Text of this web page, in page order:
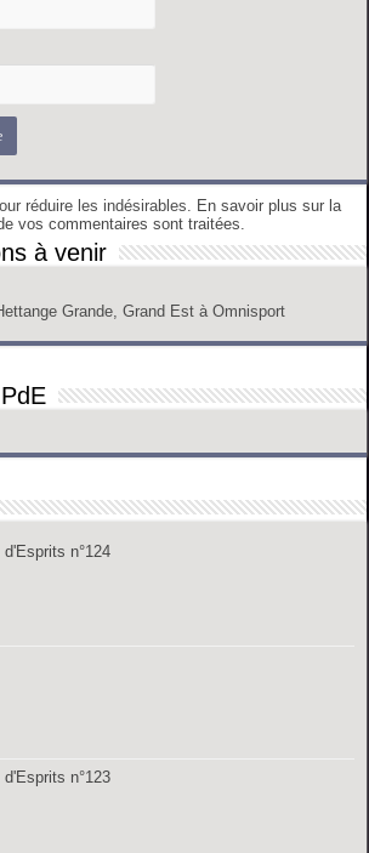
réduire les indésirables.
En savoir plus sur la
vos commentaires sont traitées
à venir
Grande, Grand Est à Omnisport
d'Esprits n°124
d'Esprits n°123